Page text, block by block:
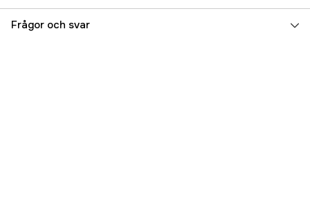
Referensnummer 5000078511
Frågor och svar